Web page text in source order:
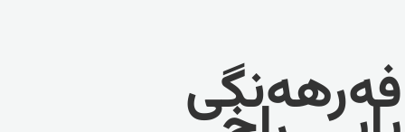
فەرهەنگی